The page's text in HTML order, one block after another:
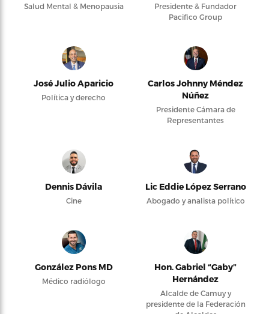
Salud Mental & Menopausia
Presidente & Fundador
Pacifico Group
José Julio Aparicio
Política y derecho
Carlos Johnny Méndez
Núñez
Presidente Cámara de
Representantes
Dennis Dávila
Cine
Lic Eddie López Serrano
Abogado y analista político
González Pons MD
Médico radiólogo
Hon. Gabriel “Gaby”
Hernández
Alcalde de Camuy y
presidente de la Federación